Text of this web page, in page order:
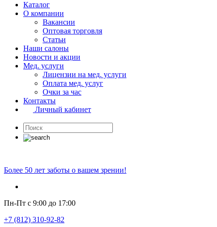
Каталог
О компании
Вакансии
Оптовая торговля
Статьи
Наши салоны
Новости и акции
Мед. услуги
Лицензии на мед. услуги
Оплата мед. услуг
Очки за час
Контакты
Личный кабинет
Более 50 лет заботы о вашем зрении!
Пн-Пт с 9:00 до 17:00
+7 (812) 310-92-82